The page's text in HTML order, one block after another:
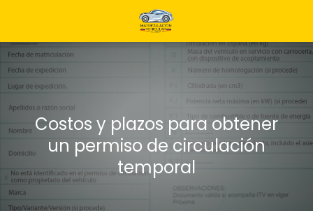
Costos y plazos para obtener
un permiso de circulación
temporal